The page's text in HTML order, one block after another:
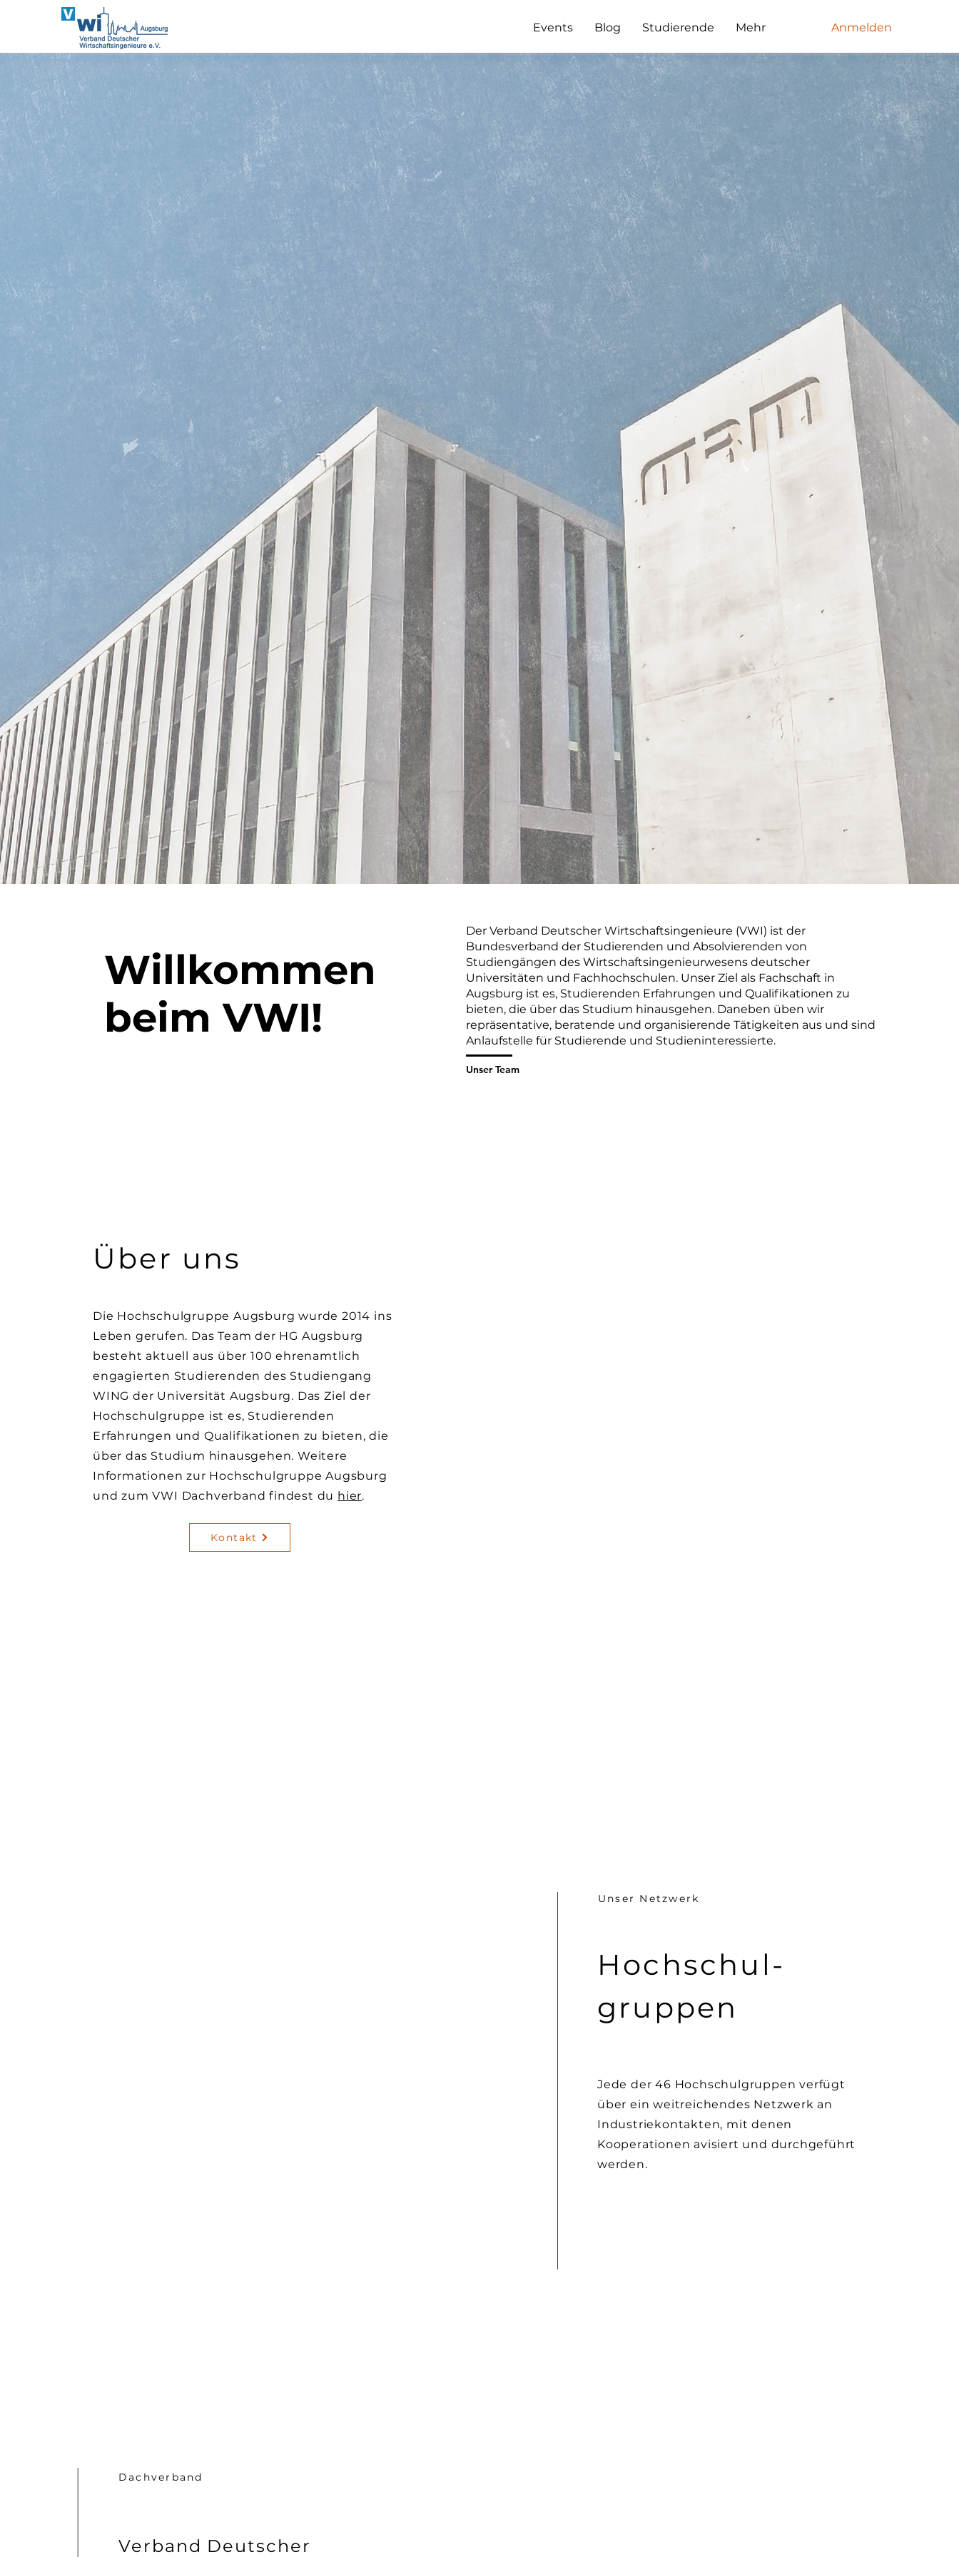
Events Blog Studierende Mehr Anmelden
VWI Augsburg
Regionale Hochschulgruppe des Verbands Deutscher
Wirtschaftsingenieure e.V.
Werde Mitglied!
Willkommen
beim VWI!
Der Verband Deutscher Wirtschaftsingenieure (VWI) ist der
Bundesverband der Studierenden und Absolvierenden von
Studiengängen des Wirtschaftsingenieurwesens deutscher
Universitäten und Fachhochschulen. Unser Ziel als Fachschaft in
Augsburg ist es, Studierenden Erfahrungen und Qualifikationen zu
bieten, die über das Studium hinausgehen. Daneben üben wir
repräsentative, beratende und organisierende Tätigkeiten aus und sind
Anlaufstelle für Studierende und Studieninteressierte.
Unser Team
Über uns
Die Hochschulgruppe Augsburg wurde 2014 ins
Leben gerufen. Das Team der HG Augsburg
besteht aktuell aus über 100 ehrenamtlich
engagierten Studierenden des Studiengang
WING der Universität Augsburg. Das Ziel der
Hochschulgruppe ist es, Studierenden
Erfahrungen und Qualifikationen zu bieten, die
über das Studium hinausgehen. Weitere
Informationen zur Hochschulgruppe Augsburg
und zum VWI Dachverband findest du hier.
Kontakt
Unser Netzwerk
Hochschul-
gruppen
Jede der 46 Hochschulgruppen verfügt
über ein weitreichendes Netzwerk an
Industriekontakten, mit denen
Kooperationen avisiert und durchgeführt
werden.
Dachverband
Verband Deutscher